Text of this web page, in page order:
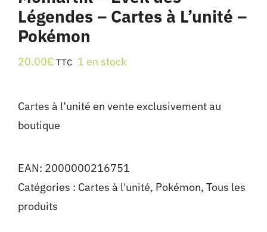
Légendes – Cartes à L’unité –
Pokémon
20.00€ TTC 1 en stock
Cartes à l’unité en vente exclusivement au
boutique
EAN: 2000000216751
Catégories : Cartes à l'unité, Pokémon, Tous les
produits